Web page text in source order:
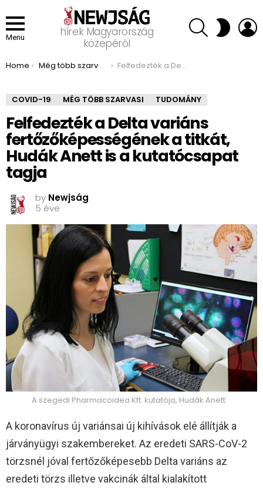
Menu
hírek Magyarország
közepéről
SEARCH SWITCH
SKIN
You are here:
Home Még több szarvasi Felfedezték a Delta variáns fertőzőképességének a titkát, Hudák Anett is a kutatócsapat tagja
COVID-19 MÉG TÖBB SZARVASI TUDOMÁNY
Felfedezték a Delta variáns
fertőzőképességének a titkát,
Hudák Anett is a kutatócsapat
tagja
by Newjság
5 éve
A szegedi Pharmacoidea Kft. kutatója, Hudák Anett
A koronavírus új variánsai új kihívások elé állítják a
járványügyi szakembereket. Az eredeti SARS-CoV-2
törzsnél jóval fertőzőképesebb Delta variáns az
eredeti törzs illetve vakcinák által kialakított